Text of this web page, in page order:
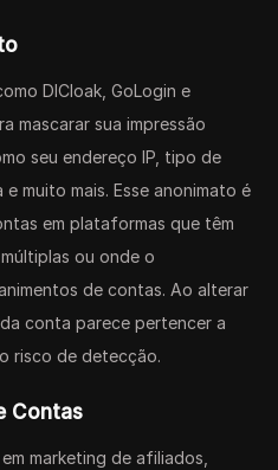
DICloak, GoLogin e
mascarar sua impressão
seu endereço IP, tipo de
muito mais. Esse anonimato é
em plataformas que têm
ou onde o
de contas. Ao alterar
conta parece pertencer a
risco de detecção.
Contas
marketing de afiliados,